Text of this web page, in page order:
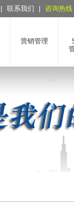
| 联系我们 | 咨询热
营销管理